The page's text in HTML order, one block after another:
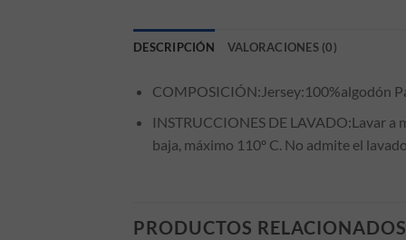
DESCRIPCIÓN VALORACIONES (0)
COMPOSICIÓN:Jersey:100%algodón
INSTRUCCIONES DE LAVADO:Lavar a
baja, máximo 110º C. No admite el
PRODUCTOS RELACIONADOS